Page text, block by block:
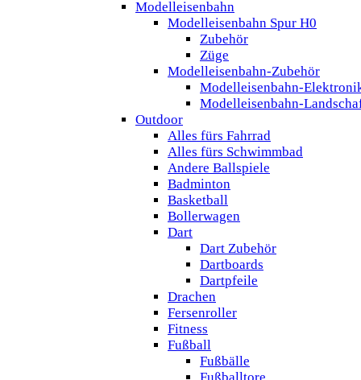
Modelleisenbahn
Modelleisenbahn Spur H0
Zubehör
Züge
Modelleisenbahn-Zubehör
Modelleisenbahn-
Modelleisenbahn-
Outdoor
Alles fürs Fahrrad
Alles fürs Schwimmbad
Andere Ballspiele
Badminton
Basketball
Bollerwagen
Dart
Dart Zubehör
Dartboards
Dartpfeile
Drachen
Fersenroller
Fitness
Fußball
Fußbälle